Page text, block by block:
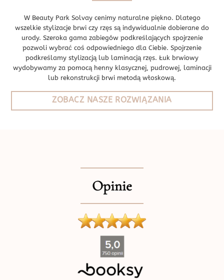
W Beauty Park Solvay cenimy naturalne piękno. Dlatego
wszelkie stylizacje brwi czy rzęs są indywidualnie dobierane do
urody. Szeroka gama zabiegów podkreślających spojrzenie
pozwoli wybrać coś odpowiedniego dla Ciebie. Spojrzenie
podkreślamy stylizacją lub laminacją rzęs. Łuk brwiowy
wydobywamy za pomocą henny klasycznej, pudrowej, laminacji
lub rekonstrukcji brwi metodą włoskową.
ZOBACZ NASZE ROZWIĄZANIA
Opinie